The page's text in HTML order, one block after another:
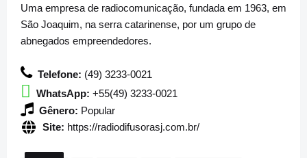
Uma empresa de radiocomunicação, fundada em 1963, em
São Joaquim, na serra catarinense, por um grupo de
abnegados empreendedores.
Telefone: (49) 3233-0021
WhatsApp: +55(49) 3233-0021
Gênero: Popular
Site: https://radiodifusorasj.com.br/